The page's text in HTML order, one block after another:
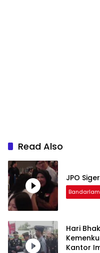
Read Also
JPO
Hari
Kantor